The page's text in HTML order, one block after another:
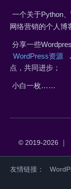
一个关于Python
网络营销的个人博
分享一些
WordPress资源
点，共同进步；
小白一枚……
© 2019-2026 ｜
友情链接：